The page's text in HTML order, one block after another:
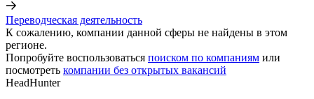
Переводческая деятельность
К сожалению, компании данной сферы не найдены в этом
регионе.
Попробуйте воспользоваться поиском по компаниям или
посмотреть компании без открытых вакансий
HeadHunter